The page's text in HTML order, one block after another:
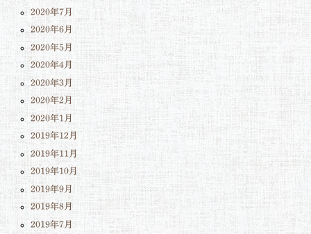
2020年7月
2020年6月
2020年5月
2020年4月
2020年3月
2020年2月
2020年1月
2019年12月
2019年11月
2019年10月
2019年9月
2019年8月
2019年7月